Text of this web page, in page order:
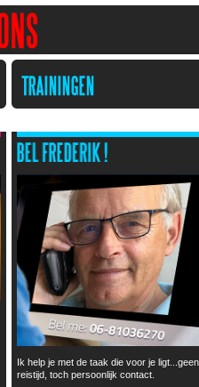
Ik help je met de taak die voor je ligt...geen
reistijd, toch persoonlijk contact.